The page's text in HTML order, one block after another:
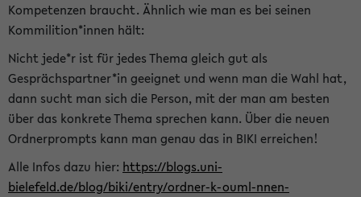
Kompetenzen braucht. Ähnlich wie man es bei seinen
Kommilition*innen hält:
Nicht jede*r ist für jedes Thema gleich gut als
Gesprächspartner*in geeignet und wenn man die Wahl hat,
dann sucht man sich die Person, mit der man am besten
über das konkrete Thema sprechen kann. Über die neuen
Ordnerprompts kann man genau das in BIKI erreichen!
Alle Infos dazu hier: https://blogs.uni-
bielefeld.de/blog/biki/entry/ordner-k-ouml-nnen-